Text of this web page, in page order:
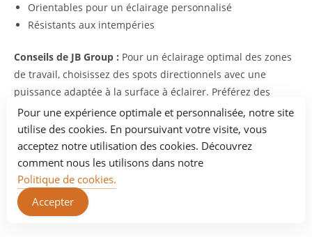
Orientables pour un éclairage personnalisé
Résistants aux intempéries
Conseils de JB Group : Pour un éclairage optimal des zones
de travail, choisissez des spots directionnels avec une
puissance adaptée à la surface à éclairer. Préférez des
modèles avec un angle de diffusion réglable pour cibler la
lumière sur la zone souhaitée. Pour une utilisation en toute
sécurité, assurez-vous que les spots soient étanches et
conformes aux normes en vigueur.
L’éclairage solaire : une solution économique et
écologique
Pour une expérience optimale et personnalisée, notre site
utilise des cookies. En poursuivant votre visite, vous
acceptez notre utilisation des cookies. Découvrez
comment nous les utilisons dans notre
Politique de cookies.
Accepter